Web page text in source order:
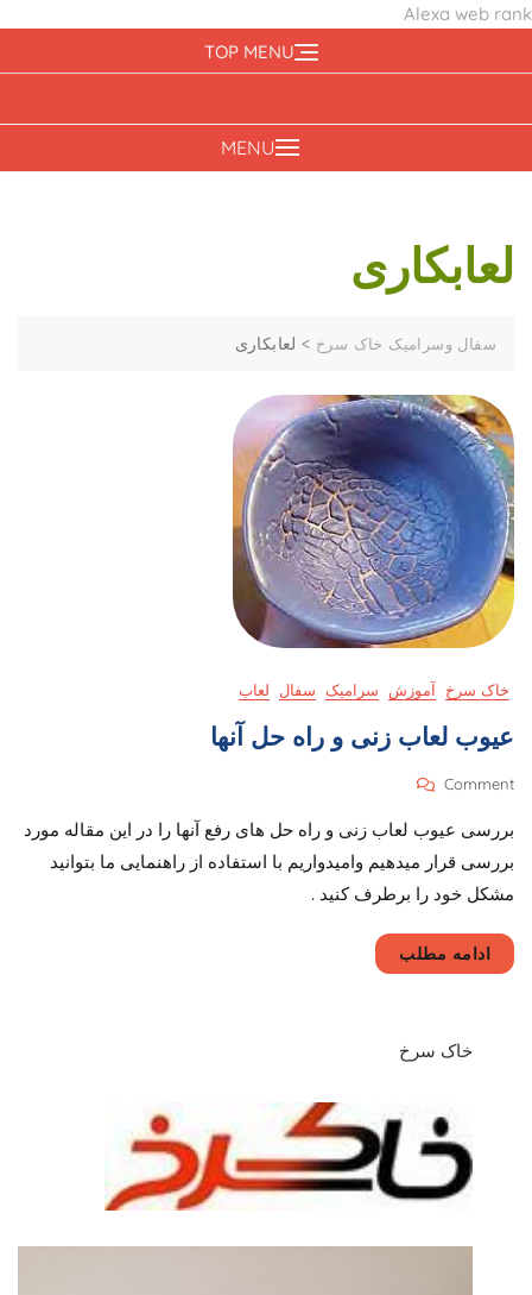
Alexa web rank
to
TOP MENU
MENU
لعابکاری
سفال وسرامیک خاک سرخ > لعابکاری
خاک سرخ آموزش سرامیک سفال لعاب
عیوب لعاب زنی و راه حل آنها
Comment
On
لعاب
راه
آنها
بررسی عیوب لعاب زنی و راه حل های رفع آنها را در این مقاله مورد
بررسی قرار میدهیم وامیدواریم با استفاده از راهنمایی ما بتوانید
مشکل خود را برطرف کنید . ​
ادامه مطلب
خاک سرخ